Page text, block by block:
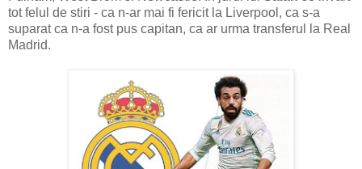
tot felul de stiri - ca n-ar mai fi fericit la Liverpool, ca s-a
suparat ca n-a fost pus capitan, ca ar urma transferul la Real
Madrid.